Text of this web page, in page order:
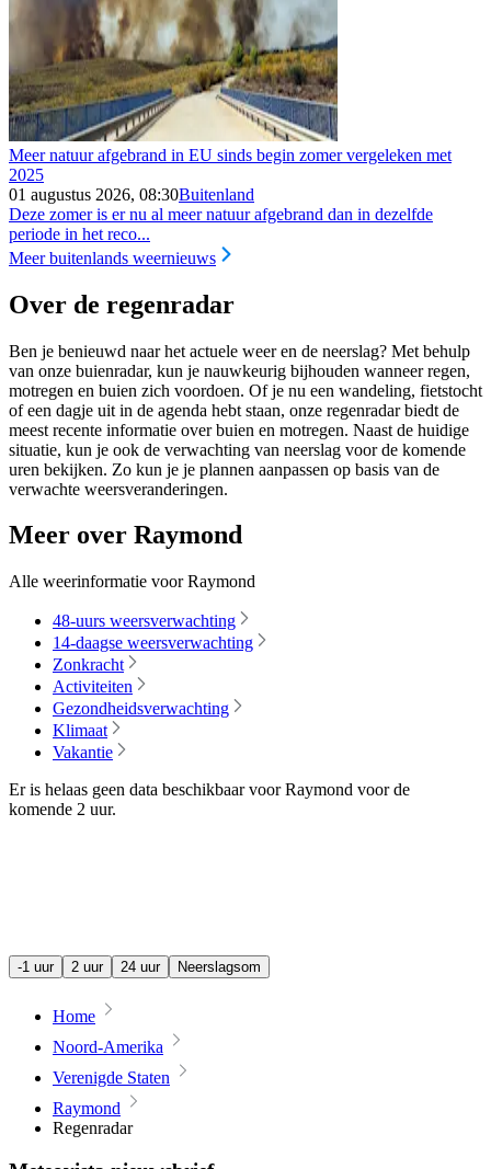
Meer natuur afgebrand in EU sinds begin zomer vergeleken met
2025
01 augustus 2026, 08:30Buitenland
Deze zomer is er nu al meer natuur afgebrand dan in dezelfde
periode in het reco...
Meer buitenlands weernieuws
Over de regenradar
Ben je benieuwd naar het actuele weer en de neerslag? Met behulp
van onze buienradar, kun je nauwkeurig bijhouden wanneer regen,
motregen en buien zich voordoen. Of je nu een wandeling, fietstocht
of een dagje uit in de agenda hebt staan, onze regenradar biedt de
meest recente informatie over buien en motregen. Naast de huidige
situatie, kun je ook de verwachting van neerslag voor de komende
uren bekijken. Zo kun je je plannen aanpassen op basis van de
verwachte weersveranderingen.
Meer over Raymond
Alle weerinformatie voor Raymond
48-uurs weersverwachting
14-daagse weersverwachting
Zonkracht
Activiteiten
Gezondheidsverwachting
Klimaat
Vakantie
Er is helaas geen data beschikbaar voor Raymond voor de
komende 2 uur.
-1 uur 2 uur 24 uur Neerslagsom
Home
Noord-Amerika
Verenigde Staten
Raymond
Regenradar